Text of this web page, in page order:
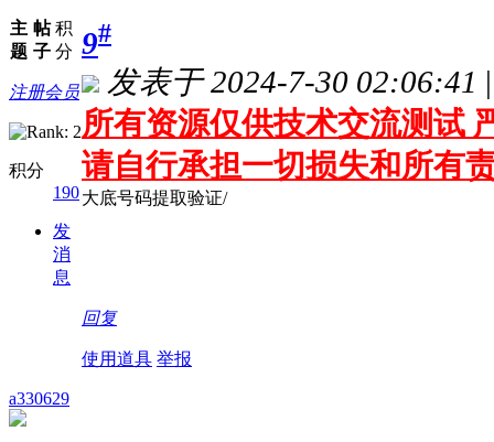
主
题
帖
子
积
分
注册会员
积分
190
发
消
息
9#
发表于 2024-7-30 02:06:41 |
所有资源仅供技术交流测试
请自行承担一切损失和所有
大底号码提取验证/
回复
使用道具 举报
a330629